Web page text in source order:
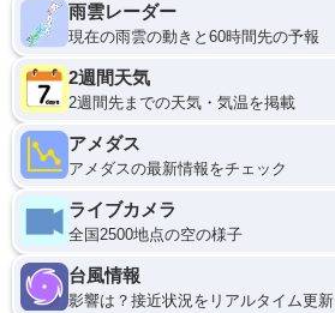
雨雲レーダー
現在の雨雲の動きと60時間先の予報
2週間天気
2週間先までの天気・気温を掲載
アメダス
アメダスの最新情報をチェック
ライブカメラ
全国2500地点の空の様子
台風情報
影響は？接近状況をリアルタイム更新